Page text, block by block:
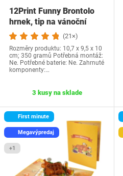
12Print Funny Brontolo
hrnek, tip na vánoční
dárek a…
(21×)
Rozměry produktu: 10,7 x 9,5 x 10
cm; 350 gramů Potřebná montáž:
Ne. Potřebné baterie: Ne. Zahrnuté
komponenty:…
3 kusy na sklade
First minute
Megavýpredaj
+1